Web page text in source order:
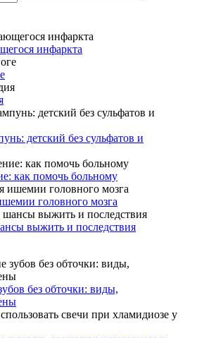
инфаркта
детский без сульфатов и
как помочь больному
головного мозга
выжить и последствия
без обточки: виды,